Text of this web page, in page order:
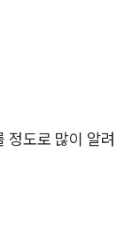
정도로 많이 알려